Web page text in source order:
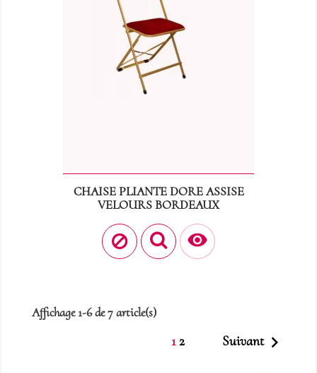
CHAISE PLIANTE DORE ASSISE
VELOURS BORDEAUX
Prix
4,00 €

Affichage 1-6 de 7 article(s)
12 Suivant